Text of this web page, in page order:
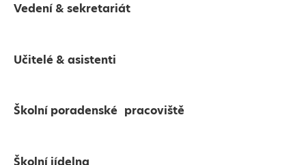
Vedení & sekretariát
Učitelé & asistenti
Školní poradenské pracoviště
Školní jídelna